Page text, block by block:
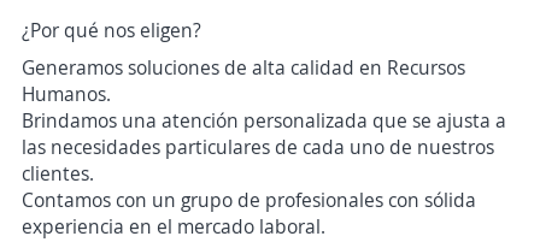
¿Por qué nos eligen?
Generamos soluciones de alta calidad en Recursos
Humanos.
Brindamos una atención personalizada que se ajusta a
las necesidades particulares de cada uno de nuestros
clientes.
Contamos con un grupo de profesionales con sólida
experiencia en el mercado laboral.